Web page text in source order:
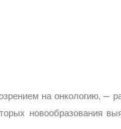
на онкологию, —
новообразования